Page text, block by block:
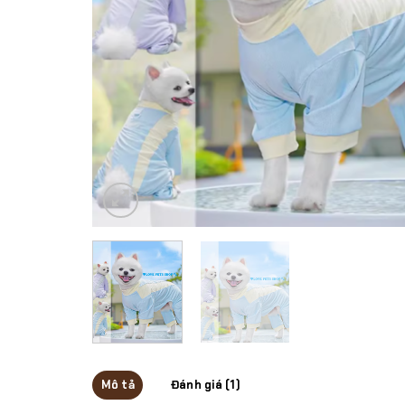
Mô tả Đánh giá (1)